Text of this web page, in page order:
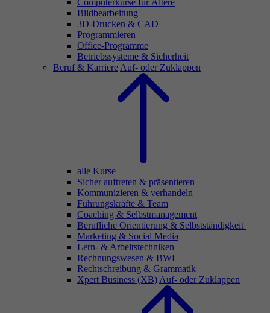
Computerkurse für Ältere
Bildbearbeitung
3D-Drucken & CAD
Programmieren
Office-Programme
Betriebssysteme & Sicherheit
Beruf & Karriere Auf- oder Zuklappen
alle Kurse
Sicher auftreten & präsentieren
Kommunizieren & verhandeln
Führungskräfte & Team
Coaching & Selbstmanagement
Berufliche Orientierung & Selbstständigkeit
Marketing & Social Media
Lern- & Arbeitstechniken
Rechnungswesen & BWL
Rechtschreibung & Grammatik
Xpert Business (XB) Auf- oder Zuklappen